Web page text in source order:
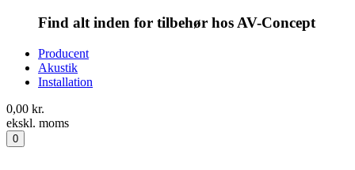
Find alt inden for tilbehør hos AV-Concept
Producent
Akustik
Installation
0,00 kr.
ekskl. moms
0